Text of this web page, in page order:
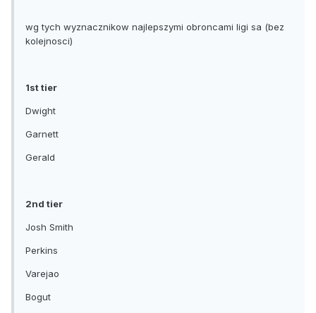
wg tych wyznacznikow najlepszymi obroncami ligi sa (bez
kolejnosci)
1st tier
Dwight
Garnett
Gerald
2nd tier
Josh Smith
Perkins
Varejao
Bogut